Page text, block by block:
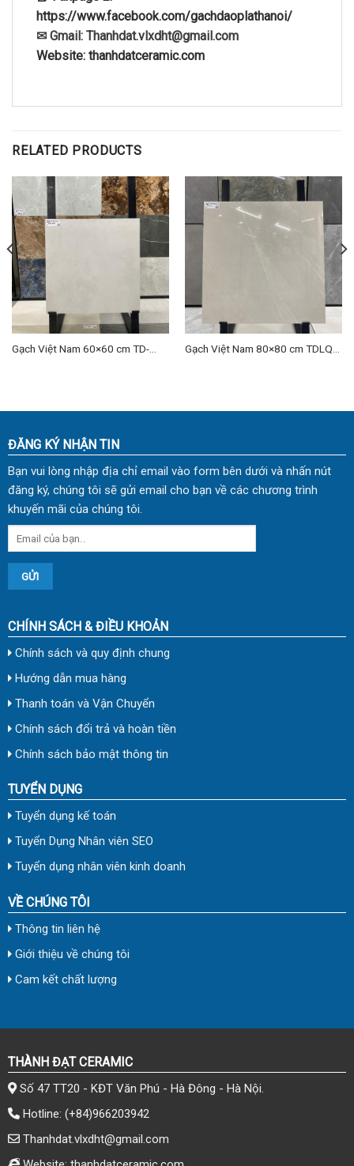
https://www.facebook.com/gachdaoplathanoi/
✉ Gmail: Thanhdat.vlxdht@gmail.com
Website: thanhdatceramic.com
RELATED PRODUCTS
Gạch Việt Nam 60×60 cm TD-
Gạch Việt Nam 80×80 cm TDLQ-
ĐĂNG KÝ NHẬN TIN
Bạn vui lòng nhập địa chỉ email vào form bên dưới và nhấn nút
đăng ký, chúng tôi sẽ gửi email cho bạn về các chương trình
khuyến mãi của chúng tôi.
CHÍNH SÁCH & ĐIỀU KHOẢN
Chính sách và quy định chung
Hướng dẫn mua hàng
Thanh toán và Vận Chuyển
Chính sách đổi trả và hoàn tiền
Chính sách bảo mật thông tin
TUYỂN DỤNG
Tuyển dụng kế toán
Tuyển Dụng Nhân viên SEO
Tuyển dụng nhân viên kinh doanh
VỀ CHÚNG TÔI
Thông tin liên hệ
Giới thiệu về chúng tôi
Cam kết chất lượng
THÀNH ĐẠT CERAMIC
Số 47 TT20 - KĐT Văn Phú - Hà Đông - Hà Nội.
Hotline: (+84)966203942
Thanhdat.vlxdht@gmail.com